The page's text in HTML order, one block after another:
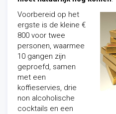
Voorbereid op het
ergste is de kleine €
800 voor twee
personen, waarmee
10 gangen zijn
geproefd, samen
met een
koffieservies, drie
non alcoholische
cocktails en een